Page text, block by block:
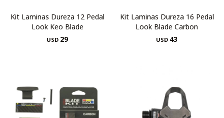
Kit Laminas Dureza 12 Pedal
Look Keo Blade
USD 29
Kit Laminas Dureza 16 Pedal
Look Blade Carbon
USD 43